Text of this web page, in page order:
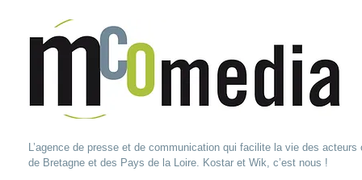
L’agence de presse et de communication qui facilite la vie des acteurs
de Bretagne et des Pays de la Loire. Kostar et Wik, c’est nous !